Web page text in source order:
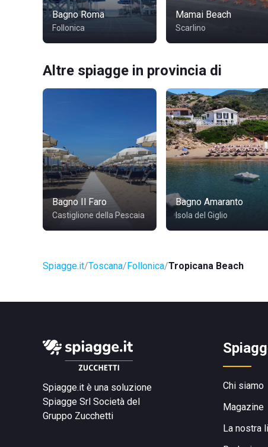
Bagno Roma
Follonica
Mamai Beach
Scarlino
Altre spiagge in provincia di
Bagno Il Faro
Castiglione della Pescaia
Bagno Amaranto
Isola del Giglio
Spiagge.it Toscana Follonica Tropicana Beach
Spiagge.it è una soluzione
Spiagge Srl Società del
Gruppo Zucchetti
Chi siamo
Magazine
La nostra